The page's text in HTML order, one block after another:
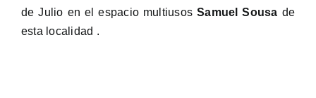
de Julio en el espacio multiusosSamuel Sousa de
esta localidad .